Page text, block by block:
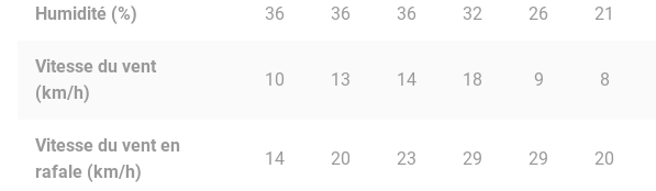
Humidité (%) 36 36 36 32 26 21
Vitesse du vent
(km/h)
10 13 14 18 9 8
Vitesse du vent en
rafale (km/h)
14 20 23 29 29 20